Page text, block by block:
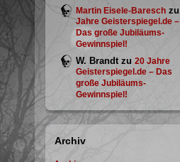
Martin Eisele-Baresch zu
Jahre Geisterspiegel.de –
Das große Jubiläums-
Gewinnspiel!
W. Brandt zu 20 Jahre
Geisterspiegel.de – Das
große Jubiläums-
Gewinnspiel!
Archiv